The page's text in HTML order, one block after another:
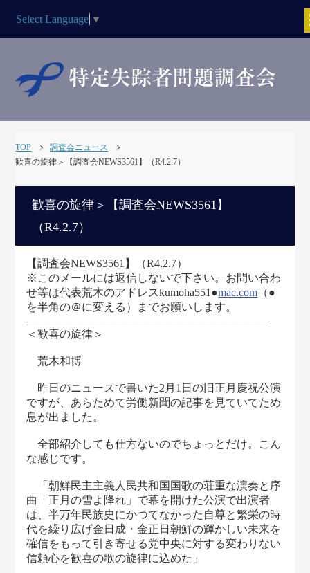
Select Language ▼
TOP
調査会ニュース
歓喜の旋律＞【調査会NEWS3561】（R4.2.7）
歓喜の旋律＞【調査会NEWS3561】
（R4.2.7）
【調査会NEWS3561】（R4.2.7）
※このメールには返信しないで下さい。お問い合わ
せ等は代表荒木のアドレスkumoha551●mac.com （●
を半角の＠に変える）までお願いします。
――――――――――――――――――――――
＜歓喜の旋律＞
荒木和博
昨日のニュースで書いた2月1日の旧正月慶祝公演
ですが、あらためて労働新聞の記事を見ていてため
息が出ました。
全部紹介しても仕方ないのでちょっとだけ。こん
な感じです。
「朝鮮民主主義人民共和国国歌の荘重な演奏と序
曲「正月の雪よ降れ」で幕を開けた公演で出演者
は、半万年民族史にかつてなかった自尊と繁栄の時
代を繰り広げ金日成・金正日朝鮮の輝かしい未来を
確信をもって引き寄せる党中央に対する変わりない
信頼心を歓喜の歌の旋律に込めた」